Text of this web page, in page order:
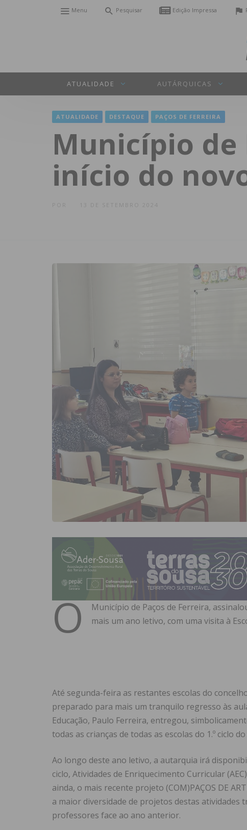
Menu Pesquisar Edição Impressa
ATUALIDADE AUTÁRQUICAS
ATUALIDADE DESTAQUE PAÇOS DE FERREIRA
Município de
início do
13 DE SETEMBRO 2024
O
Município de Paços de Ferreira,
mais um ano letivo, com uma visita à
Até segunda-feira as restantes escolas do
preparado para mais um tranquilo regresso às
Educação, Paulo Ferreira, entregou,
todas as crianças de todas as escolas do 1.º ciclo
Ao longo deste ano letivo, a autarquia irá
ciclo, Atividades de Enriquecimento Curricular
ainda, o mais recente projeto (COM)PAÇOS DE
a maior diversidade de projetos destas atividades
professores face ao ano anterior.